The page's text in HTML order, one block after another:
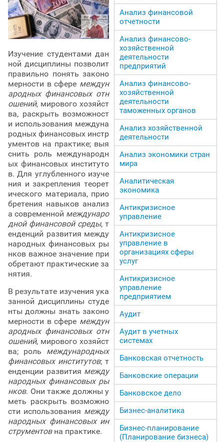
Изучение студентами дан
ной дисциплины позволит
правильно понять законо
мерности в сфере междун
ародных финансовых отн
ошений, мирового хозяйст
ва, раскрыть возможност
и использования междуна
родных финансовых инстр
ументов на практике; выя
снить роль международн
ых финансовых институто
в. Для углубленного изуче
ния и закрепления теорет
ического материала, прио
бретения навыков анализ
а современной междунаро
дной финансовой среды, т
енденций развития между
народных финансовых ры
нков важное значение при
обретают практические за
нятия.
В результате изучения ука
занной дисциплины студе
нты должны знать законо
мерности в сфере междун
ародных финансовых отн
ошений, мирового хозяйст
ва; роль международных
финансовых институтов; т
енденции развития между
народных финансовых ры
нков. Они также должны у
меть раскрыть возможно
сти использования между
народных финансовых ин
струментовна практике.
Анализ финансовой
отчетности
Анализ финансово-
хозяйственной
деятельности
предприятий
Анализ финансово-
хозяйственной
деятельности
таможенных органов
Анализ хозяйственной
деятельности
Анализ экономики стран
мира
Аналитическая
экономика
Антикризисное
управление
Антикризисное
управление в
организациях сферы
услуг
Антикризисное
управление
предприятием
Аудит
Аудит в учетных
системах
Банковская отчетность
Банковские операции
Банковское дело
Бизнес-аналитика
Бизнес-планирование
(Планирование бизнеса)